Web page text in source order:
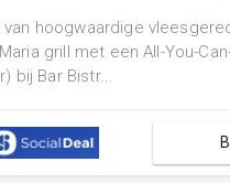
van hoogwaardige
grill met een All-You-
bij Bar Bistr...